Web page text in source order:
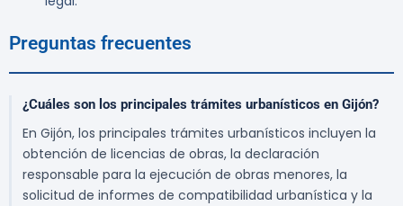
Preguntas frecuentes
¿Cuáles son los principales trámites urbanísticos en Gijón?
En Gijón, los principales trámites urbanísticos incluyen la
obtención de licencias de obras, la declaración
responsable para la ejecución de obras menores, la
solicitud de informes de compatibilidad urbanística y la